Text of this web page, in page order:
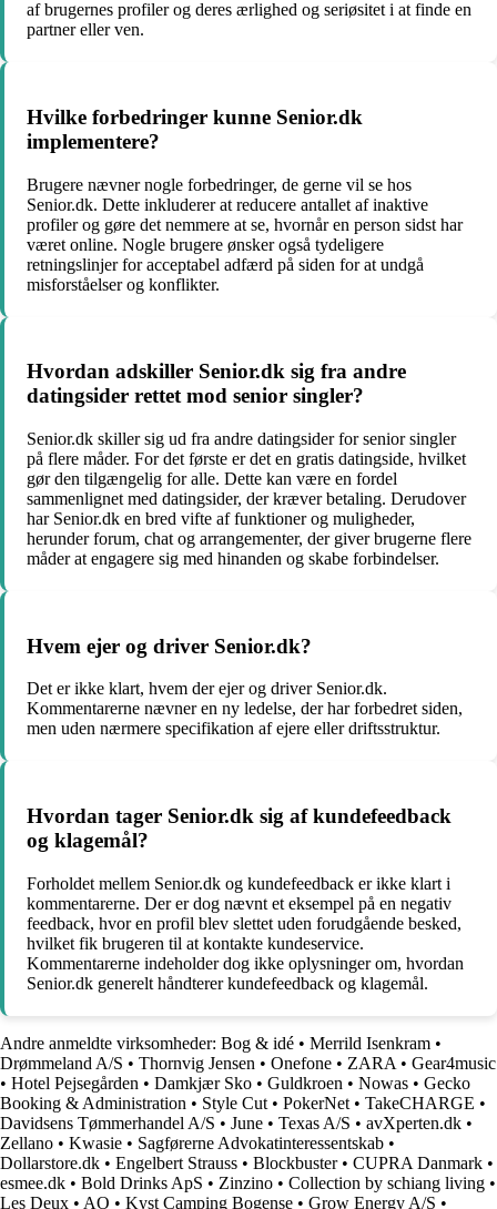
af ​​brugernes profiler og deres ærlighed og seriøsitet i at finde en
partner eller ven.
Hvilke forbedringer kunne Senior.dk
implementere?
Brugere nævner nogle forbedringer, de gerne vil se hos
Senior.dk. Dette inkluderer at reducere antallet af inaktive
profiler og gøre det nemmere at se, hvornår en person sidst har
været online. Nogle brugere ønsker også tydeligere
retningslinjer for acceptabel adfærd på siden for at undgå
misforståelser og konflikter.
Hvordan adskiller Senior.dk sig fra andre
datingsider rettet mod senior singler?
Senior.dk skiller sig ud fra andre datingsider for senior singler
på flere måder. For det første er det en gratis datingside, hvilket
gør den tilgængelig for alle. Dette kan være en fordel
sammenlignet med datingsider, der kræver betaling. Derudover
har Senior.dk en bred vifte af funktioner og muligheder,
herunder forum, chat og arrangementer, der giver brugerne flere
måder at engagere sig med hinanden og skabe forbindelser.
Hvem ejer og driver Senior.dk?
Det er ikke klart, hvem der ejer og driver Senior.dk.
Kommentarerne nævner en ny ledelse, der har forbedret siden,
men uden nærmere specifikation af ejere eller driftsstruktur.
Hvordan tager Senior.dk sig af kundefeedback
og klagemål?
Forholdet mellem Senior.dk og kundefeedback er ikke klart i
kommentarerne. Der er dog nævnt et eksempel på en negativ
feedback, hvor en profil blev slettet uden forudgående besked,
hvilket fik brugeren til at kontakte kundeservice.
Kommentarerne indeholder dog ikke oplysninger om, hvordan
Senior.dk generelt håndterer kundefeedback og klagemål.
Andre anmeldte virksomheder: Bog & idé • Merrild Isenkram •
Drømmeland A/S • Thornvig Jensen • Onefone • ZARA • Gear4music
• Hotel Pejsegården • Damkjær Sko • Guldkroen • Nowas • Gecko
Booking & Administration • Style Cut • PokerNet • TakeCHARGE •
Davidsens Tømmerhandel A/S • June • Texas A/S • avXperten.dk •
Zellano • Kwasie • Sagførerne Advokatinteressentskab •
Dollarstore.dk • Engelbert Strauss • Blockbuster• CUPRA Danmark •
esmee.dk • Bold Drinks ApS • Zinzino • Collection by schiang living •
Les Deux • AO • Kyst Camping Bogense • Grow Energy A/S •